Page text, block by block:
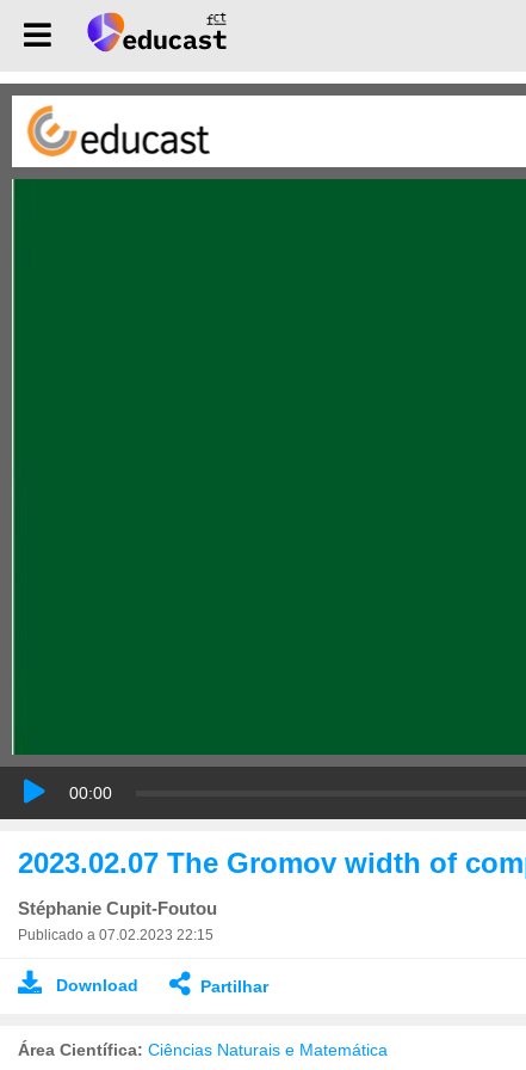
00:00
2023.02.07 The Gromov width of
Stéphanie Cupit-Foutou
Publicado a 07.02.2023 22:15
Download Partilhar
Área Científica: Ciências Naturais e Matemática